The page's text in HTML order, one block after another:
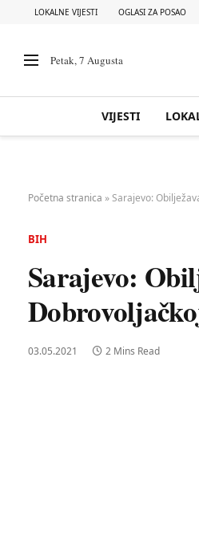
LOKALNE VIJESTI OGLASI ZA POSAO
Petak, 7 Augusta
VIJESTI
Početna stranica »Sarajevo:
BIH
Sarajevo:
03.05.2021 2 Mins Read